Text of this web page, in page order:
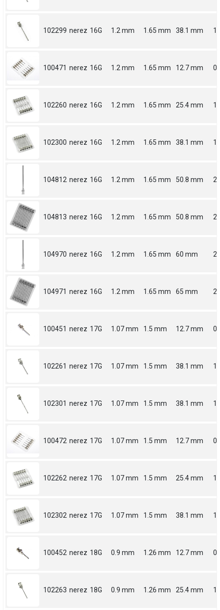
102299 nerez 16G 1.2 mm 1.65 mm 38.1 mm
100471 nerez 16G 1.2 mm 1.65 mm 12.7 mm
102260 nerez 16G 1.2 mm 1.65 mm 25.4 mm 1
102300 nerez 16G 1.2 mm 1.65 mm 38.1 mm
104812 nerez 16G 1.2 mm 1.65 mm 50.8 mm 2
104813 nerez 16G 1.2 mm 1.65 mm 50.8 mm 2
104970 nerez 16G 1.2 mm 1.65 mm 60 mm
104971 nerez 16G 1.2 mm 1.65 mm 65 mm
100451 nerez 17G 1.07 mm 1.5 mm 12.7 mm
102261 nerez 17G 1.07 mm 1.5 mm 38.1 mm
102301 nerez 17G 1.07 mm 1.5 mm 38.1 mm
100472 nerez 17G 1.07 mm 1.5 mm 12.7 mm
102262 nerez 17G 1.07 mm 1.5 mm 25.4 mm 1
102302 nerez 17G 1.07 mm 1.5 mm 38.1 mm
100452 nerez 18G 0.9 mm 1.26 mm 12.7 mm
102263 nerez 18G 0.9 mm 1.26 mm 25.4 mm 1